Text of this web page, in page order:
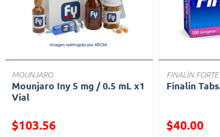
MOUNJARO
Mounjaro Iny 5 mg / 0.5 mL x1
Vial
Precio reducido de
$103.56
FINALÍN FORTE
Finalin
Precio
$40.00